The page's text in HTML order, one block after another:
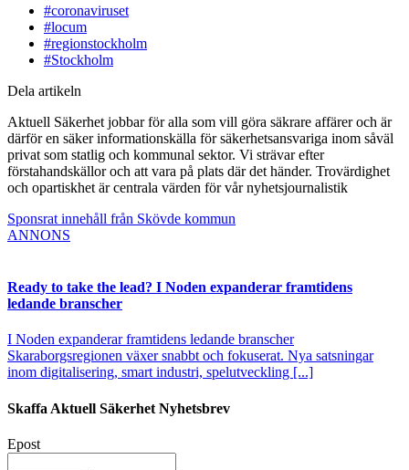
#coronaviruset
#locum
#regionstockholm
#Stockholm
Dela artikeln
Aktuell Säkerhet jobbar för alla som vill göra säkrare affärer och är
därför en säker informationskälla för säkerhetsansvariga inom såväl
privat som statlig och kommunal sektor. Vi strävar efter
förstahandskällor och att vara på plats där det händer. Trovärdighet
och opartiskhet är centrala värden för vår nyhetsjournalistik
Sponsrat innehåll från Skövde kommun
ANNONS
Ready to take the lead? I Noden expanderar framtidens
ledande branscher
I Noden expanderar framtidens ledande branscher
Skaraborgsregionen växer snabbt och fokuserat. Nya satsningar
inom digitalisering, smart industri, spelutveckling [...]
Skaffa Aktuell Säkerhet Nyhetsbrev
Epost